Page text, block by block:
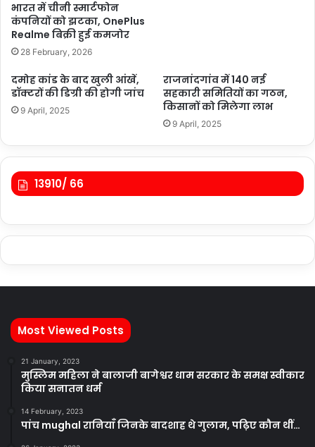
भारत में चीनी स्मार्टफोन
कंपनियों को झटका, OnePlus
Realme बिक्री हुई कमजोर
28 February, 2026
दमोह कांड के बाद खुली आंखें,
डॉक्टरों की डिग्री की होगी जांच
9 April, 2025
राजनांदगांव में 140 नई
सहकारी समितियों का गठन,
किसानों को मिलेगा लाभ
9 April, 2025
13910/ 66
Most Viewed Posts
21 January, 2023
मुस्लिम महिला ने बालाजी बागेश्वर धाम सरकार के समक्ष स्वीकार
किया सनातन धर्म
14 February, 2023
पांच mughal रानियाँ जिनके बादशाह थे गुलाम, पढ़िए कौन थीं…